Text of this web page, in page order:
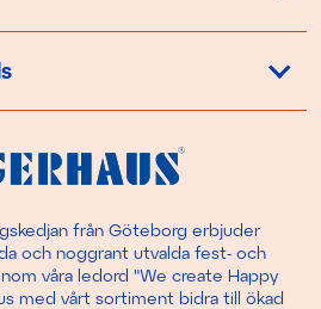
från Göteborg erbjuder
och noggrant utvalda fest- och
våra ledord "We create Happy
med vårt sortiment bidra till ökad